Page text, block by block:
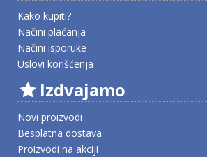
Kako kupiti?
Načini plaćanja
Načini isporuke
Uslovi korišćenja
Izdvajamo
Novi proizvodi
Besplatna dostava
Proizvodi na akciji